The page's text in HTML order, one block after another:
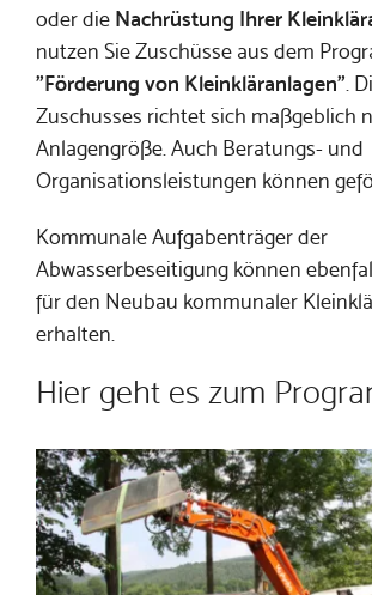
oder die Nachrüstung Ihrer
nutzen Sie Zuschüsse aus dem
"Förderung von Kleinkläranlagen" .
Zuschusses richtet sich maßgeblich
Anlagengröße. Auch Beratungs- und
Organisationsleistungen können
Kommunale Aufgabenträger der
Abwasserbeseitigung können
für den Neubau kommunaler
erhalten.
Hier geht es zum